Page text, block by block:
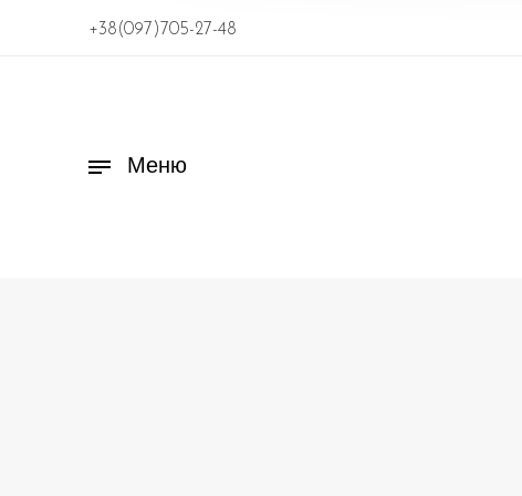
+38(097)705-27-48
Меню